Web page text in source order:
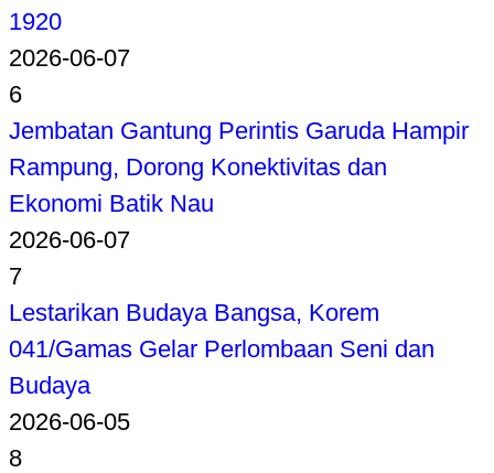
1920
2026-06-07
6
Jembatan Gantung Perintis Garuda Hampir
Rampung, Dorong Konektivitas dan
Ekonomi Batik Nau
2026-06-07
7
Lestarikan Budaya Bangsa, Korem
041/Gamas Gelar Perlombaan Seni dan
Budaya
2026-06-05
8